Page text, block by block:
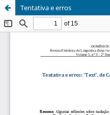
Tentativa e erros